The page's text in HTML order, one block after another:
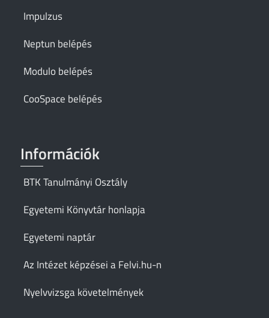
Impulzus
Neptun belépés
Modulo belépés
CooSpace belépés
Információk
BTK Tanulmányi Osztály
Egyetemi Könyvtár honlapja
Egyetemi naptár
Az Intézet képzései a Felvi.hu-n
Nyelvvizsga követelmények